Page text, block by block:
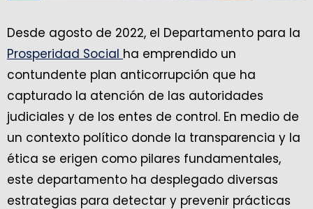
Desde agosto de 2022, el Departamento para la
Prosperidad Social ha emprendido un
contundente plan anticorrupción que ha
capturado la atención de las autoridades
judiciales y de los entes de control. En medio de
un contexto político donde la transparencia y la
ética se erigen como pilares fundamentales,
este departamento ha desplegado diversas
estrategias para detectar y prevenir prácticas